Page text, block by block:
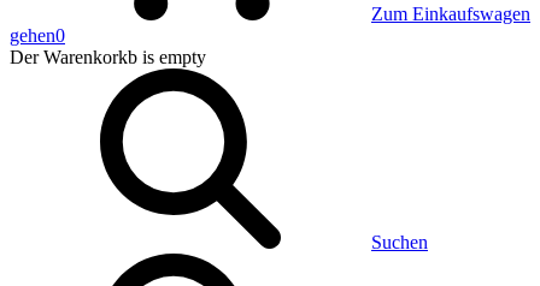
Zum Einkaufswagen
gehen0
Der Warenkorkb is empty
Suchen